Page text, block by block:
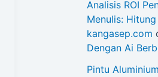
Analisis ROI
Menulis:
kangasep.com
Dengan Ai
Pintu